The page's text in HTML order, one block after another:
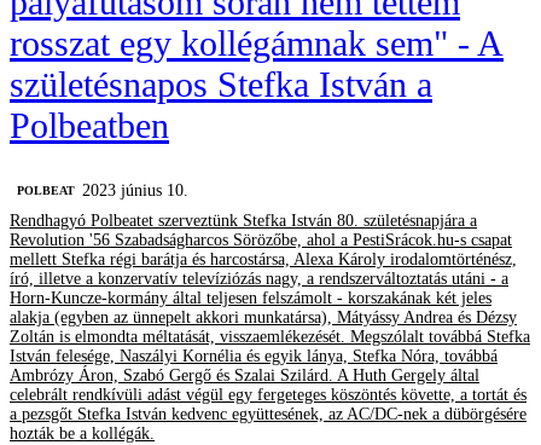
rosszat egy kollégámnak sem" - A
születésnapos Stefka István a
Polbeatben
‎POLBEAT 2023 június 10.
Rendhagyó Polbeatet szerveztünk Stefka István 80. születésnapjára a
Revolution '56 Szabadságharcos Sörözőbe, ahol a PestiSrácok.hu-s csapat
mellett Stefka régi barátja és harcostársa, Alexa Károly irodalomtörténész,
író, illetve a konzervatív televíziózás nagy, a rendszerváltoztatás utáni - a
Horn-Kuncze-kormány által teljesen felszámolt - korszakának két jeles
alakja (egyben az ünnepelt akkori munkatársa), Mátyássy Andrea és Dézsy
Zoltán is elmondta méltatását, visszaemlékezését. Megszólalt továbbá Stefka
István felesége, Naszályi Kornélia és egyik lánya, Stefka Nóra, továbbá
Ambrózy Áron, Szabó Gergő és Szalai Szilárd. A Huth Gergely által
celebrált rendkívüli adást végül egy fergeteges köszöntés követte, a tortát és
a pezsgőt Stefka István kedvenc együttesének, az AC/DC-nek a dübörgésére
hozták be a kollégák.